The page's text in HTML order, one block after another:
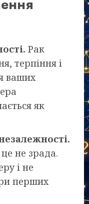
Рак
терпіння і
ваших
як
не зрада.
і не
перших